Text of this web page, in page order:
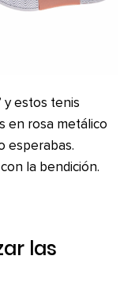
y estos tenis
en rosa metálico
esperabas.
la bendición.
las